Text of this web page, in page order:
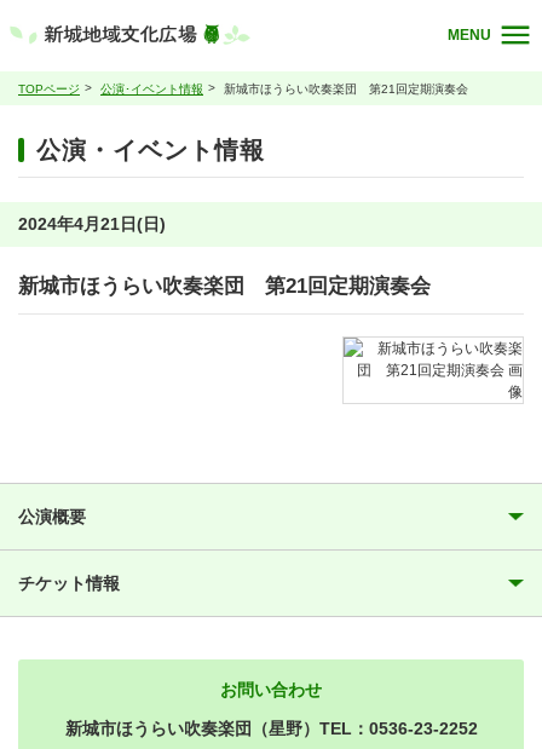
MENU
TOPページ 公演･イベント情報 新城市ほうらい吹奏楽団 第21回定期演奏会
公演・イベント情報
2024年4月21日(日)
新城市ほうらい吹奏楽団 第21回定期演奏会
公演概要
チケット情報
お問い合わせ
新城市ほうらい吹奏楽団（星野）TEL：0536-23-2252